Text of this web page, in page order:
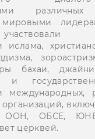
различных
ислама,
бахаи,
и
международных,
ООН, ОБСЕ,
церквей.